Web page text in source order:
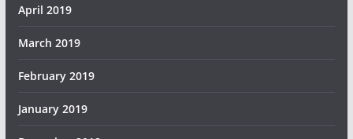
April 2019
March 2019
February 2019
January 2019